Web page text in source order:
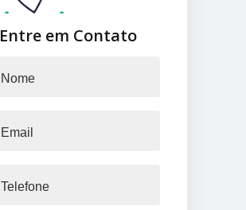
Entre em Contato